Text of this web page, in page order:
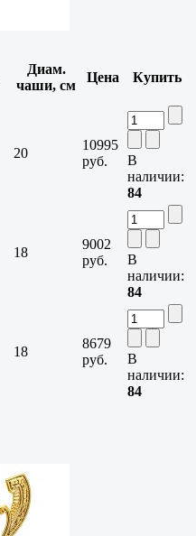
Диам.
чаши, см
Цена Купить
20
10995
руб.
В
наличии:
84
18
9002
руб.
В
наличии:
84
18
8679
руб.
В
наличии:
84